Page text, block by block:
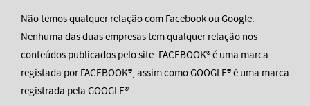
Não temos qualquer relação com Facebook ou Google.
Nenhuma das duas empresas tem qualquer relação nos
conteúdos publicados pelo site. FACEBOOK® é uma marca
registada por FACEBOOK®, assim como GOOGLE® é uma marca
registrada pela GOOGLE®